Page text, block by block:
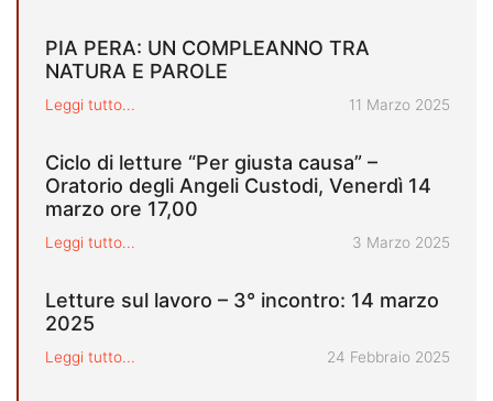
PIA PERA: UN COMPLEANNO TRA
NATURA E PAROLE
Leggi tutto... Pubblicato il
11 Marzo 2025
Ciclo di letture “Per giusta causa” –
Oratorio degli Angeli Custodi, Venerdì 14
marzo ore 17,00
Leggi tutto... Pubblicato il
3 Marzo 2025
Letture sul lavoro – 3° incontro: 14 marzo
2025
Leggi tutto... Pubblicato il
24 Febbraio 2025